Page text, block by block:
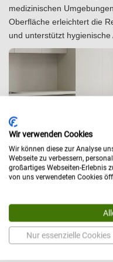
medizinischen
Oberfläche erleichtert die
und unterstützt
Mehrwert für Praxis
Wir verwenden Cookies
Wir können diese zur Analyse
Webseite zu verbessern,
großartiges Webseiten-Erlebnis
von uns verwendeten Cookies
Nur essenzielle Cookies